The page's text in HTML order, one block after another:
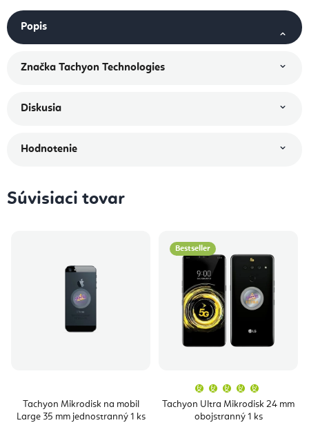
Popis
Značka Tachyon Technologies
Diskusia
Hodnotenie
Súvisiaci tovar
Tachyon Mikrodisk na mobil
Large 35 mm jednostranný 1 ks
Bestseller
Tachyon Ultra Mikrodisk 24 mm
obojstranný 1 ks
produktu
je
5,0